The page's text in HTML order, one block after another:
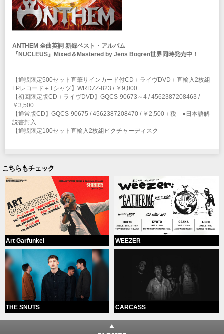
ANTHEM 全曲英詞 新録ベスト・アルバム
『NUCLEUS』Mixed＆Mastered by Jens Bogren世界同時発売中！
【通販限定500セット直筆サインカード付CD＋ライヴDVD＋直輸入2枚組
LPレコード＋Tシャツ】WRDZZ-823 / ￥9,000
【初回限定版CD＋ライヴDVD】GQCS-90673～4 / 4562387208463 /
￥3,500
【通常版CD】GQCS-90675 / 4562387208470 / ￥2,500＋税 ●日本語解
説書封入
【通販限定100セット直輸入2枚組ピクチャーディスク
こちらもチェック
Art Garfunkel WEEZER
THE SNUTS CARCASS